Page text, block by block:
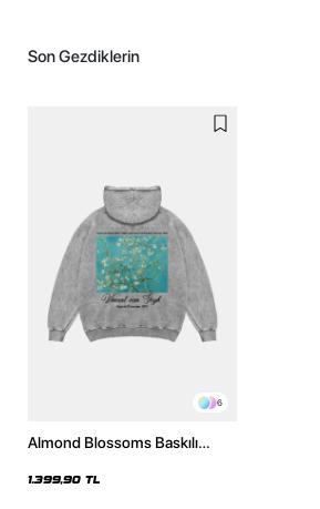
Son Gezdiklerin
6
Almond Blossoms Baskılı
Beyaz Hoodie
1.399,90 TL